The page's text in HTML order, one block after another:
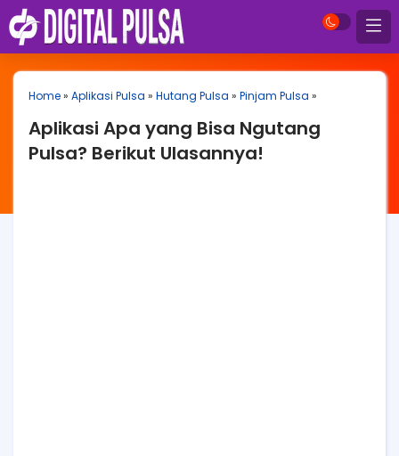
Home» Aplikasi Pulsa » Hutang Pulsa » Pinjam Pulsa »
Aplikasi Apa yang Bisa Ngutang
Pulsa? Berikut Ulasannya!